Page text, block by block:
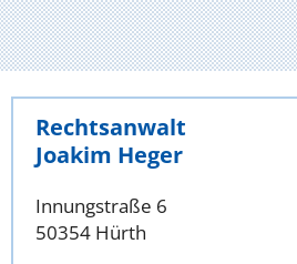
Rechtsanwalt
Joakim Heger
Innungstraße 6
50354 Hürth